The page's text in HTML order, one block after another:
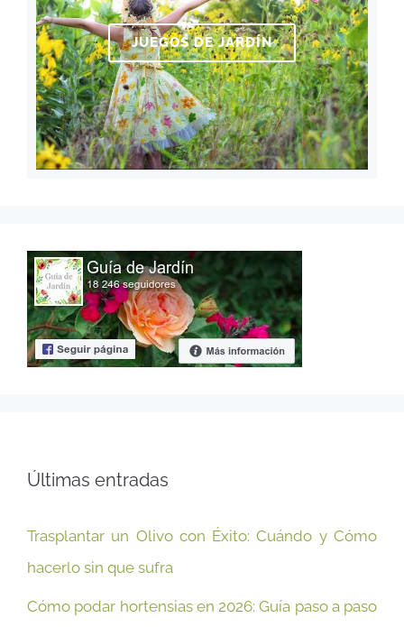
JUEGOS DE JARDÍN
Últimas entradas
Trasplantar un Olivo con Éxito: Cuándo y Cómo
hacerlo sin que sufra
Cómo podar hortensias en 2026: Guía paso a paso